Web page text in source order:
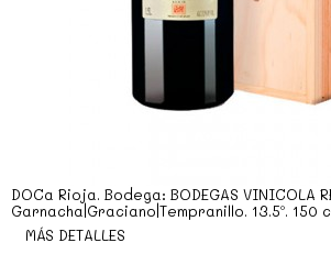
DOCa Rioja. Bodega: BODEGAS VINICOLA
Garnacha|Graciano|Tempranillo. 13.5º. 150
MÁS DETALLES